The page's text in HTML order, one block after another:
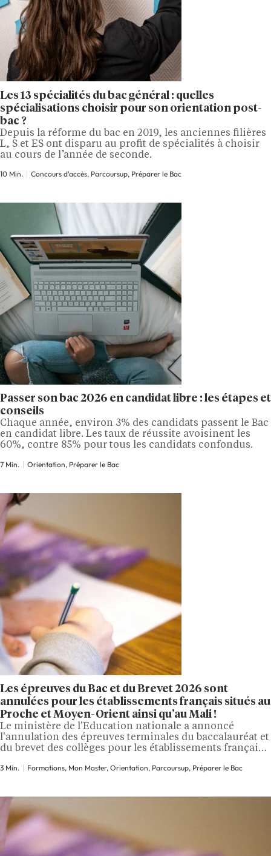
Les 13 spécialités du bac général : quelles
spécialisations choisir pour son orientation post-
bac ?
Depuis la réforme du bac en 2019, les anciennes filières
L, S et ES ont disparu au profit de spécialités à choisir
au cours de l’année de seconde.
10 Min. Concours d'accès, Parcoursup, Préparer le Bac
Passer son bac 2026 en candidat libre : les étapes et
conseils
Chaque année, environ 3% des candidats passent le Bac
en candidat libre. Les taux de réussite avoisinent les
60%, contre 85% pour tous les candidats confondus.
7 Min. Orientation, Préparer le Bac
Les épreuves du Bac et du Brevet 2026 sont
annulées pour les établissements français situés au
Proche et Moyen-Orient ainsi qu’au Mali !
Le ministère de l'Éducation nationale a annoncé
l'annulation des épreuves terminales du baccalauréat et
du brevet des collèges pour les établissements français
décision inédite qui concerne des milliers de lycéens et
géopolitique persistante…
3 Min. Formations, Mon Master, Orientation, Parcoursup, Préparer le Bac